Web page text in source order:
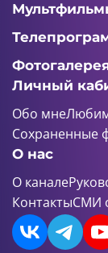
Личный
Обо мне
Сохраненные
О нас
О канале
КонтактыСМИ